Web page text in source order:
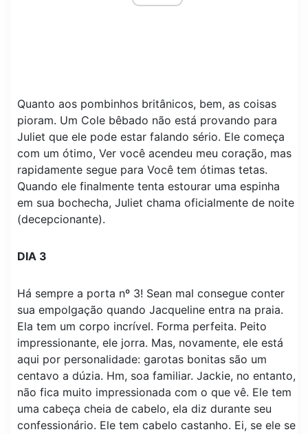
Quanto aos pombinhos britânicos, bem, as coisas
pioram. Um Cole bêbado não está provando para
Juliet que ele pode estar falando sério. Ele começa
com um ótimo, Ver você acendeu meu coração, mas
rapidamente segue para Você tem ótimas tetas.
Quando ele finalmente tenta estourar uma espinha
em sua bochecha, Juliet chama oficialmente de noite
(decepcionante).
DIA 3
Há sempre a porta nº 3! Sean mal consegue conter
sua empolgação quando Jacqueline entra na praia.
Ela tem um corpo incrível. Forma perfeita. Peito
impressionante, ele jorra. Mas, novamente, ele está
aqui por personalidade: garotas bonitas são um
centavo a dúzia. Hm, soa familiar. Jackie, no entanto,
não fica muito impressionada com o que vê. Ele tem
uma cabeça cheia de cabelo, ela diz durante seu
confessionário. Ele tem cabelo castanho. Ei, se ele se